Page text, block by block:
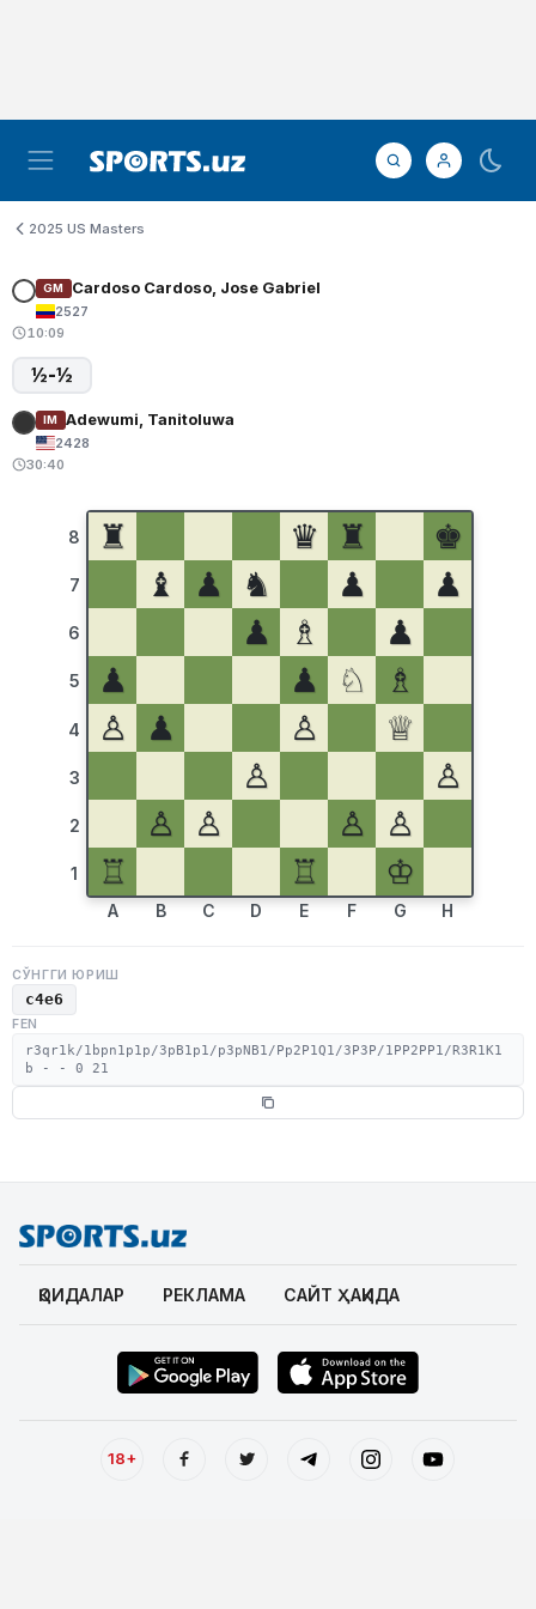
2025 US Masters
GM Cardoso Cardoso, Jose Gabriel
2527
10:09
½-½
IM Adewumi, Tanitoluwa
2428
30:40
8
7
6
5
4
3
2
1
♜ ♛ ♜
♚
♝
♟ ♞ ♟
♟
♟
♗
♟
♟
♟ ♘
♗
♙
♟ ♙
♕
♙
♙
♙
♙ ♙
♙
♖
♖ ♔
A B C D E F G H
СЎНГГИ ЮРИШ
c4e6
FEN
r3qr1k/1bpn1p1p/3pB1p1/p3pNB1/Pp2P1Q1/3P3P/1PP2PP1/R3R1K1
b - - 0 21
ҚОИДАЛАР РЕКЛАМА САЙТ ҲАҚИДА
18+